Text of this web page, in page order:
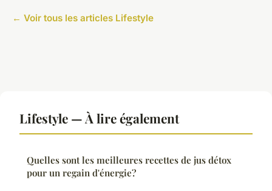
← Voir tous les articles Lifestyle
Lifestyle — À lire également
Quelles sont les meilleures recettes de jus détox
pour un regain d'énergie?